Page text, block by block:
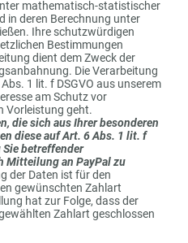
mathematisch-statistischer
in deren Berechnung unter
Ihre schutzwürdigen
Bestimmungen
dient dem Zweck der
Die Verarbeitung
1 lit. f DSGVO aus unserem
am Schutz vor
Vorleistung geht.
die sich aus Ihrer besonderen
diese auf Art. 6 Abs. 1 lit. f
Sie betreffender
Mitteilung an PayPal zu
der Daten ist für den
gewünschten Zahlart
hat zur Folge, dass der
Zahlart geschlossen